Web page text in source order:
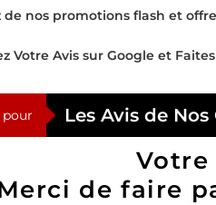
de nos promotions flash et
Votre Avis sur Google et
pour Les Avis de
Votre
de faire